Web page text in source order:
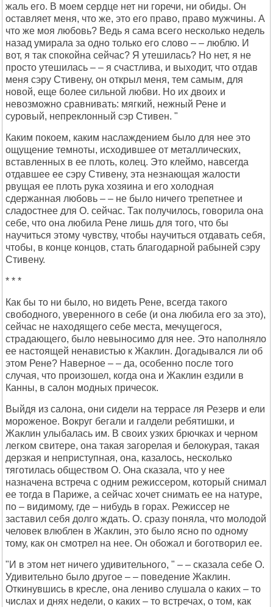
жаль его. В моем сердце нет ни горечи, ни обиды. Он
оставляет меня, что же, это его право, право мужчины. А
что же моя любовь? Ведь я сама всего несколько недель
назад умирала за одно только его слово – – люблю. И
вот, я так спокойна сейчас? Я утешилась? Но нет, я не
просто утешилась – – я счастлива, и выходит, что отдав
меня сэру Стивену, он открыл меня, тем самым, для
новой, еще более сильной любви. Но их двоих и
невозможно сравнивать: мягкий, нежный Рене и
суровый, непреклонный сэр Стивен. "
Каким покоем, каким наслаждением было для нее это
ощущение темноты, исходившее от металлических,
вставленных в ее плоть, колец. Это клеймо, навсегда
отдавшее ее сэру Стивену, эта незнающая жалости
рвущая ее плоть рука хозяина и его холодная
сдержанная любовь – – не было ничего трепетнее и
сладостнее для О. сейчас. Так получилось, говорила она
себе, что она любила Рене лишь для того, что бы
научиться этому чувству, чтобы научиться отдавать себя,
чтобы, в конце концов, стать благодарной рабыней сэру
Стивену.
* * *
Как бы то ни было, но видеть Рене, всегда такого
свободного, уверенного в себе (и она любила его за это),
сейчас не находящего себе места, мечущегося,
страдающего, было невыносимо для нее. Это наполняло
ее настоящей ненавистью к Жаклин. Догадывался ли об
этом Рене? Наверное – – да, особенно после того
случая, что произошел, когда она и Жаклин ездили в
Канны, в салон модных причесок.
Выйдя из салона, они сидели на террасе ля Резерв и ели
мороженое. Вокруг бегали и галдели ребятишки, и
Жаклин улыбалась им. В своих узких брючках и черном
легком свитере, она такая загорелая и белокурая, такая
дерзкая и неприступная, она, казалось, несколько
тяготилась обществом О. Она сказала, что у нее
назначена встреча с одним режиссером, который снимал
ее тогда в Париже, а сейчас хочет снимать ее на натуре,
по – видимому, где – нибудь в горах. Режиссер не
заставил себя долго ждать. О. сразу поняла, что молодой
человек влюблен в Жаклин, это было ясно по одному
тому, как он смотрел на нее. Он обожал и боготворил ее.
"И в этом нет ничего удивительного, " – – сказала себе О.
Удивительно было другое – – поведение Жаклин.
Откинувшись в кресле, она лениво слушала о каких – то
числах и днях недели, о каких – то встречах, о том, как